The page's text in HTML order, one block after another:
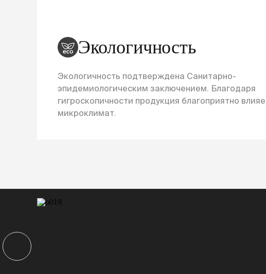
Экологичность
Экологичность подтверждена Санитарно-
эпидемиологическим заключением. Благодаря
гигроскопичности продукция благоприятно
микроклимат.